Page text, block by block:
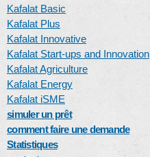
Kafalat Basic
Kafalat Plus
Kafalat Innovative
Kafalat Start-ups and Innovation
Kafalat Agriculture
Kafalat Energy
Kafalat iSME
simuler un prêt
comment faire une demande
Statistiques